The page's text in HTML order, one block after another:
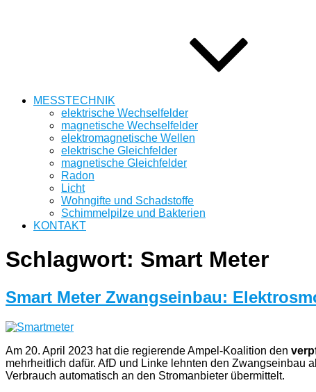
MESSTECHNIK
elektrische Wechselfelder
magnetische Wechselfelder
elektromagnetische Wellen
elektrische Gleichfelder
magnetische Gleichfelder
Radon
Licht
Wohngifte und Schadstoffe
Schimmelpilze und Bakterien
KONTAKT
Schlagwort: Smart Meter
Smart Meter Zwangseinbau:
Am 20. April 2023 hat die regierende Ampel-Koalition den
mehrheitlich dafür. AfD und Linke lehnten den Zwangseinbau
Verbrauch automatisch an den Stromanbieter übermittelt.